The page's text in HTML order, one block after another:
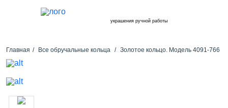
украшения ручной работы
Главная Все обручальные кольца Золотое кольцо. Модель 4091-766